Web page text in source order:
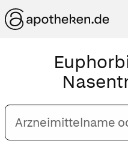
Arzneimittelname
oder
PZN